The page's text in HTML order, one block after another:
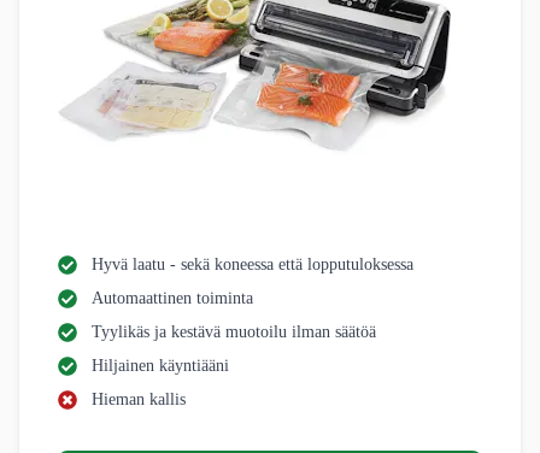
Hyvä laatu - sekä koneessa että lopputuloksessa
Automaattinen toiminta
Tyylikäs ja kestävä muotoilu ilman säätöä
Hiljainen käyntiääni
Hieman kallis